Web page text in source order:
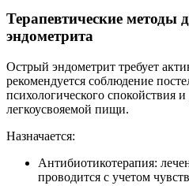
Терапевтические методы
эндометрита
Острый эндометрит требует
рекомендуется соблюдение
психологического спокойствия
легкоусвояемой пищи.
Назначается:
Антибиотикотерапия:
проводится с учетом